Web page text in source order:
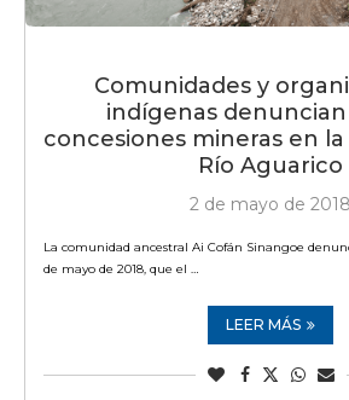
Comunidades y
indígenas
concesiones mineras en la
Río Aguarico
2 de mayo de 2018
La comunidad ancestral Ai Cofán Sinangoe
de mayo de 2018, que el …
LEER MÁS